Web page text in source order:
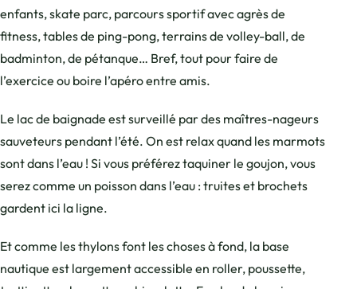
enfants, skate parc, parcours sportif avec agrès de
fitness, tables de ping-pong, terrains de volley-ball, de
badminton, de pétanque… Bref, tout pour faire de
l’exercice ou boire l’apéro entre amis.
Le lac de baignade est surveillé par des maîtres-nageurs
sauveteurs pendant l’été. On est relax quand les marmots
sont dans l’eau ! Si vous préférez taquiner le goujon, vous
serez comme un poisson dans l’eau : truites et brochets
gardent ici la ligne.
Et comme les thylons font les choses à fond, la base
nautique est largement accessible en roller, poussette,